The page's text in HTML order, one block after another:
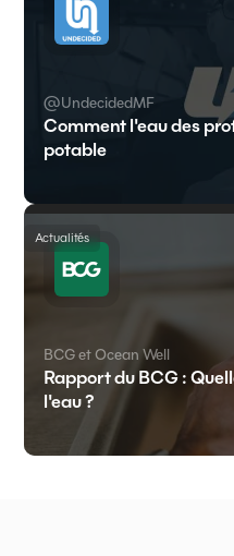
@UndecidedMF
Comment l'eau des
potable
BCG et Ocean Well
Rapport du BCG :
l'eau ?
Actualités